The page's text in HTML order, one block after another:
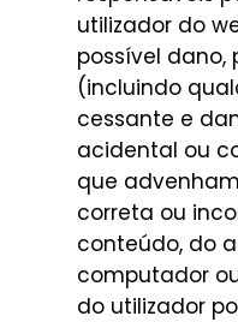
utilizador do
possível dano,
(incluindo
cessante e
acidental ou
que
correta ou
conteúdo, do
computador
do utilizador